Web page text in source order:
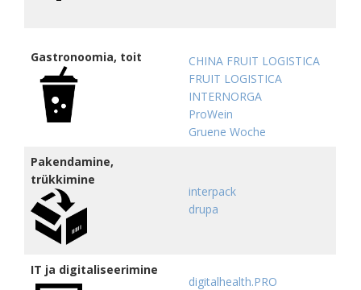
Gastronoomia, toit
CHINA FRUIT LOGISTICA
FRUIT LOGISTICA
INTERNORGA
ProWein
Gruene Woche
Pakendamine,
trükkimine
interpack
drupa
IT ja digitaliseerimine
digitalhealth.PRO